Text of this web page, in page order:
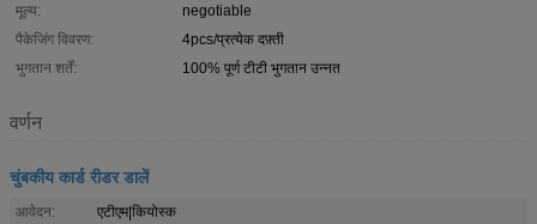
मूल्य:
negotiable
पैकेजिंग विवरण:
4pcs/प्रत्येक दफ़्ती
भुगतान शर्तें:
100% पूर्ण टीटी भुगतान उन्नत
वर्णन
चुंबकीय कार्ड रीडर डालें
आवेदन:
एटीएम|कियोस्क